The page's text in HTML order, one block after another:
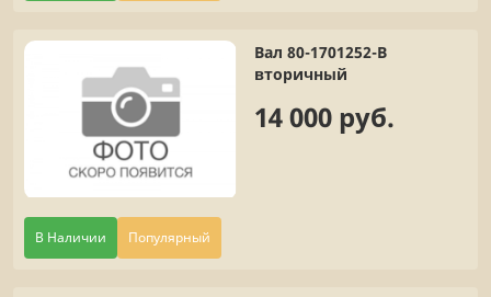
В Наличии Популярный
Вал 80-1701252-В
вторичный
14 000 руб.